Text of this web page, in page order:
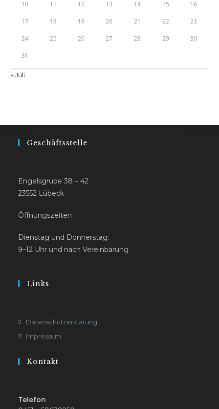
10 11 12 13 14 15 16
17 18 19 20 21 22 23
24 25 26 27 28 29 30
31
« Juli
Geschäftsstelle
Engelsgrube 38 – 42
23552 Lübeck
Öffnungszeiten
Dienstag und Donnerstag:
9–12 Uhr und nach Vereinbarung
Links
Datenschutzerklärung
Impressum
Kontakt
Telefon